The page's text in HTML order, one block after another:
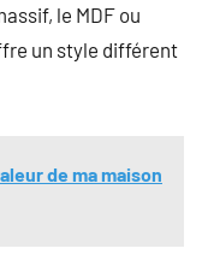
le MDF ou
un style différent
de ma maison